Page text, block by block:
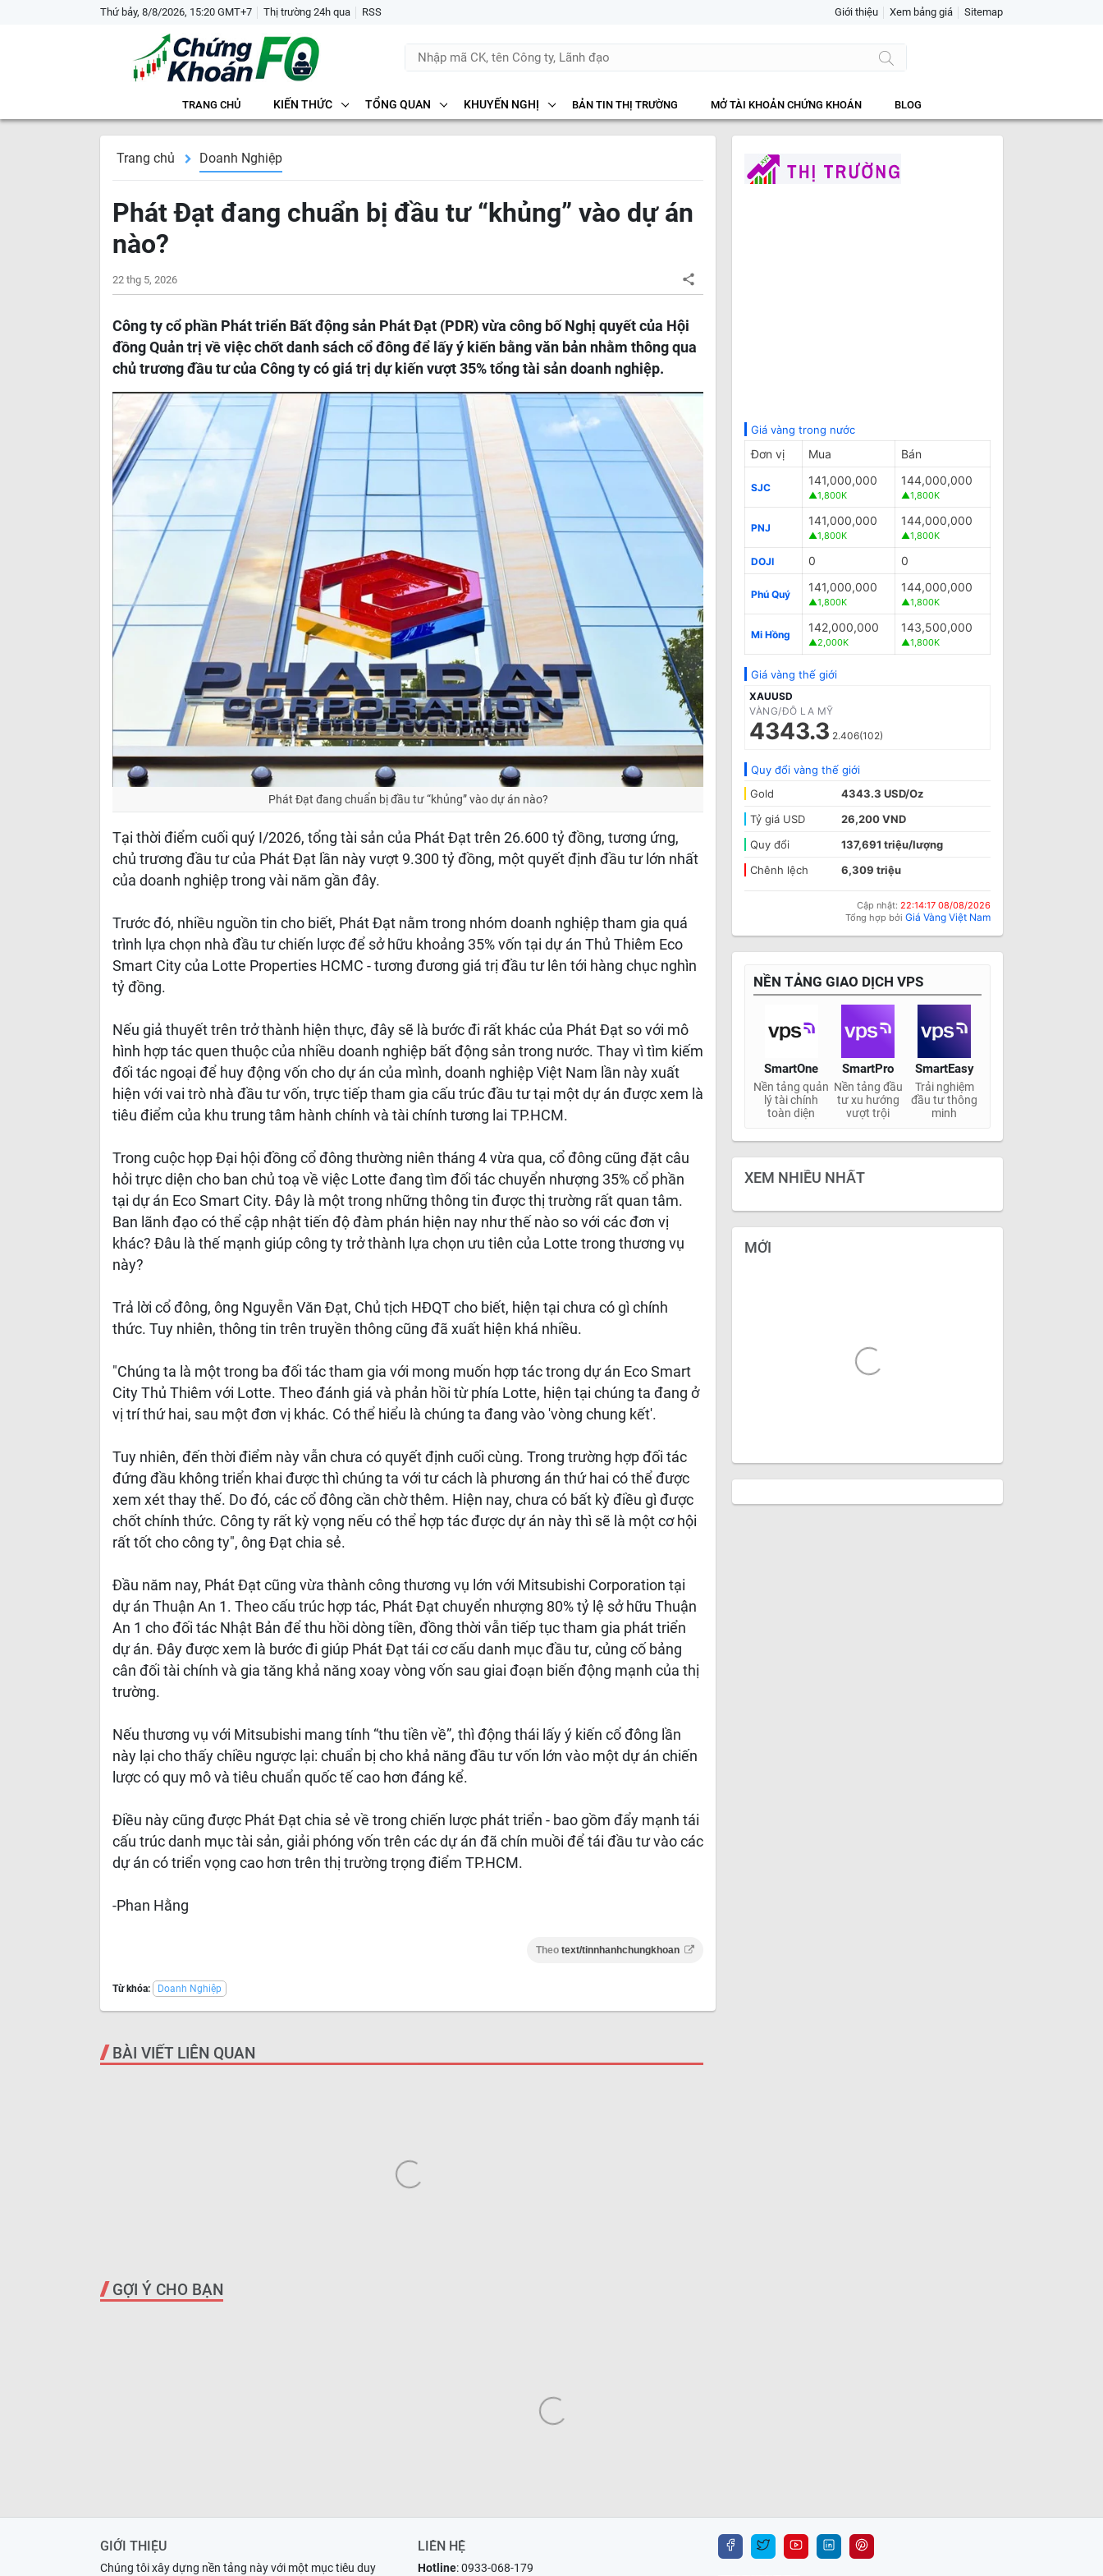
Thứ bảy, 8/8/2026, 15:20 GMT+7 Thị trường 24h qua RSS Giới thiệu Xem bảng giá Sitemap
TRANG CHỦ KIẾN THỨC TỔNG QUAN KHUYẾN NGHỊ BẢN TIN THỊ TRƯỜNG MỞ TÀI KHOẢN CHỨNG KHOÁN BLOG
Trang chủ Doanh Nghiệp
Phát Đạt đang chuẩn bị đầu tư “khủng” vào dự án
nào?
22 thg 5, 2026
Công ty cổ phần Phát triển Bất động sản Phát Đạt (PDR) vừa công bố Nghị quyết của Hội
đồng Quản trị về việc chốt danh sách cổ đông để lấy ý kiến bằng văn bản nhằm thông qua
chủ trương đầu tư của Công ty có giá trị dự kiến vượt 35% tổng tài sản doanh nghiệp.
Phát Đạt đang chuẩn bị đầu tư “khủng” vào dự án nào?
Tại thời điểm cuối quý I/2026, tổng tài sản của Phát Đạt trên 26.600 tỷ đồng, tương ứng,
chủ trương đầu tư của Phát Đạt lần này vượt 9.300 tỷ đồng, một quyết định đầu tư lớn nhất
của doanh nghiệp trong vài năm gần đây.
Trước đó, nhiều nguồn tin cho biết, Phát Đạt nằm trong nhóm doanh nghiệp tham gia quá
trình lựa chọn nhà đầu tư chiến lược để sở hữu khoảng 35% vốn tại dự án Thủ Thiêm Eco
Smart City của Lotte Properties HCMC - tương đương giá trị đầu tư lên tới hàng chục nghìn
tỷ đồng.
Nếu giả thuyết trên trở thành hiện thực, đây sẽ là bước đi rất khác của Phát Đạt so với mô
hình hợp tác quen thuộc của nhiều doanh nghiệp bất động sản trong nước. Thay vì tìm kiếm
đối tác ngoại để huy động vốn cho dự án của mình, doanh nghiệp Việt Nam lần này xuất
hiện với vai trò nhà đầu tư vốn, trực tiếp tham gia cấu trúc đầu tư tại một dự án được xem là
tiêu điểm của khu trung tâm hành chính và tài chính tương lai TP.HCM.
Trong cuộc họp Đại hội đồng cổ đông thường niên tháng 4 vừa qua, cổ đông cũng đặt câu
hỏi trực diện cho ban chủ toạ về việc Lotte đang tìm đối tác chuyển nhượng 35% cổ phần
tại dự án Eco Smart City. Đây là một trong những thông tin được thị trường rất quan tâm.
Ban lãnh đạo có thể cập nhật tiến độ đàm phán hiện nay như thế nào so với các đơn vị
khác? Đâu là thế mạnh giúp công ty trở thành lựa chọn ưu tiên của Lotte trong thương vụ
này?
Trả lời cổ đông, ông Nguyễn Văn Đạt, Chủ tịch HĐQT cho biết, hiện tại chưa có gì chính
thức. Tuy nhiên, thông tin trên truyền thông cũng đã xuất hiện khá nhiều.
"Chúng ta là một trong ba đối tác tham gia với mong muốn hợp tác trong dự án Eco Smart
City Thủ Thiêm với Lotte. Theo đánh giá và phản hồi từ phía Lotte, hiện tại chúng ta đang ở
vị trí thứ hai, sau một đơn vị khác. Có thể hiểu là chúng ta đang vào 'vòng chung kết'.
Tuy nhiên, đến thời điểm này vẫn chưa có quyết định cuối cùng. Trong trường hợp đối tác
đứng đầu không triển khai được thì chúng ta với tư cách là phương án thứ hai có thể được
xem xét thay thế. Do đó, các cổ đông cần chờ thêm. Hiện nay, chưa có bất kỳ điều gì được
chốt chính thức. Công ty rất kỳ vọng nếu có thể hợp tác được dự án này thì sẽ là một cơ hội
rất tốt cho công ty", ông Đạt chia sẻ.
Đầu năm nay, Phát Đạt cũng vừa thành công thương vụ lớn với Mitsubishi Corporation tại
dự án Thuận An 1. Theo cấu trúc hợp tác, Phát Đạt chuyển nhượng 80% tỷ lệ sở hữu Thuận
An 1 cho đối tác Nhật Bản để thu hồi dòng tiền, đồng thời vẫn tiếp tục tham gia phát triển
dự án. Đây được xem là bước đi giúp Phát Đạt tái cơ cấu danh mục đầu tư, củng cố bảng
cân đối tài chính và gia tăng khả năng xoay vòng vốn sau giai đoạn biến động mạnh của thị
trường.
Nếu thương vụ với Mitsubishi mang tính “thu tiền về”, thì động thái lấy ý kiến cổ đông lần
này lại cho thấy chiều ngược lại: chuẩn bị cho khả năng đầu tư vốn lớn vào một dự án chiến
lược có quy mô và tiêu chuẩn quốc tế cao hơn đáng kể.
Điều này cũng được Phát Đạt chia sẻ về trong chiến lược phát triển - bao gồm đẩy mạnh tái
cấu trúc danh mục tài sản, giải phóng vốn trên các dự án đã chín muồi để tái đầu tư vào các
dự án có triển vọng cao hơn trên thị trường trọng điểm TP.HCM.
-Phan Hằng
Theo text/tinnhanhchungkhoan
Từ khóa: Doanh Nghiệp
BÀI VIẾT LIÊN QUAN
Giá vàng trong nước
Đơn vị Mua Bán
SJC
141,000,000
▲1,800K
144,000,000
▲1,800K
PNJ
141,000,000
▲1,800K
144,000,000
▲1,800K
DOJI 0 0
Phú Quý
141,000,000
▲1,800K
144,000,000
▲1,800K
Mi Hồng
142,000,000
▲2,000K
143,500,000
▲1,800K
Giá vàng thế giới
XAUUSD
VÀNG/ĐÔ LA MỸ
4343.3 2.406(102)
Quy đổi vàng thế giới
Gold
4343.3 USD/Oz
Tỷ giá USD
26,200 VND
Quy đổi
137,691 triệu/lượng
Chênh lệch
6,309 triệu
Cập nhật: 22:14:17 08/08/2026
Tổng hợp bởi Giá Vàng Việt Nam
NỀN TẢNG GIAO DỊCH VPS
SmartOne SmartPro SmartEasy
Nền tảng quản
lý tài chính
toàn diện
Nền tảng đầu
tư xu hướng
vượt trội
Trải nghiệm
đầu tư thông
minh
XEM NHIỀU NHẤT
MỚI
GỢI Ý CHO BẠN
GIỚI THIỆU
Chúng tôi xây dựng nền tảng này với một mục tiêu duy
LIÊN HỆ
Hotline:0933-068-179